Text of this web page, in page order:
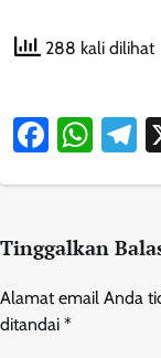
288 kali dilihat
Tinggalkan
Alamat email Anda
ditandai *